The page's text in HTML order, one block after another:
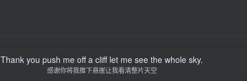
Thank you push me off a cliff let me see the whole sky.
感谢你将我推下悬崖让我看清整片天空